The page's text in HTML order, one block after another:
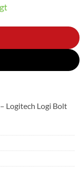
Logitech Logi Bolt